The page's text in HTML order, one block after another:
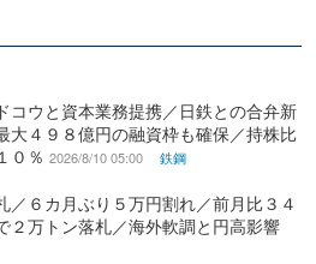
コウと資本業務提携／日鉄との合弁新
大４９８億円の融資枠も確保／持株比
０％ 2026/8/10 05:00 鉄鋼
／６カ月ぶり５万円割れ／前月比３４
２万トン落札／海外軟調と円高影響